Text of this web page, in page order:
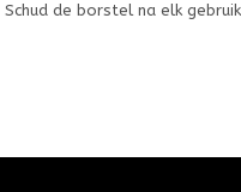
de borstel na elk